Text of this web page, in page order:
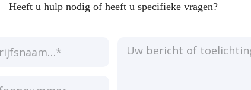
Heeft u hulp nodig of heeft u specifieke vragen?